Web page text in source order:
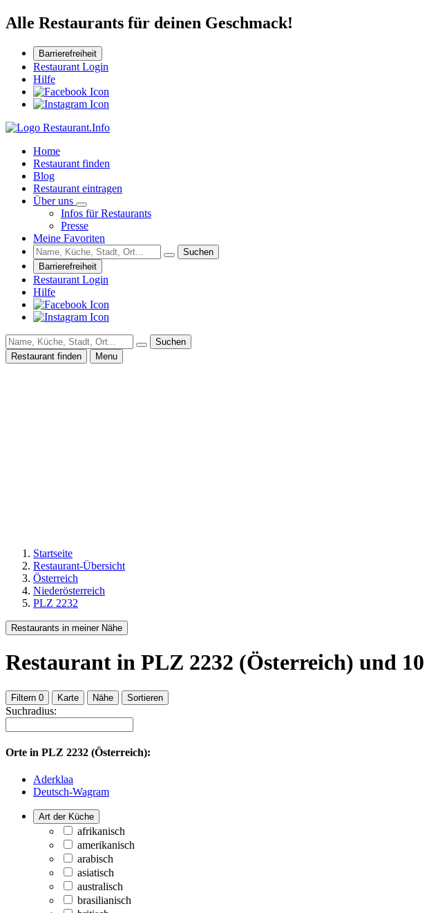
Alle Restaurants für deinen Geschmack!
Barrierefreiheit
Restaurant Login
Hilfe
Home
Restaurant finden
Blog
Restaurant eintragen
Über uns
Infos für Restaurants
Presse
Meine Favoriten
Suchen
Barrierefreiheit
Restaurant Login
Hilfe
Suchen
Restaurant finden
Menu
Startseite
Restaurant-Übersicht
Österreich
Niederösterreich
PLZ 2232
Restaurants in meiner Nähe
Restaurant in PLZ 2232 (Österreich) und 10
Filtern 0 Karte Nähe Sortieren
Suchradius:
Orte in PLZ 2232 (Österreich):
Aderklaa
Deutsch-Wagram
Art der Küche
afrikanisch
amerikanisch
arabisch
asiatisch
australisch
brasilianisch